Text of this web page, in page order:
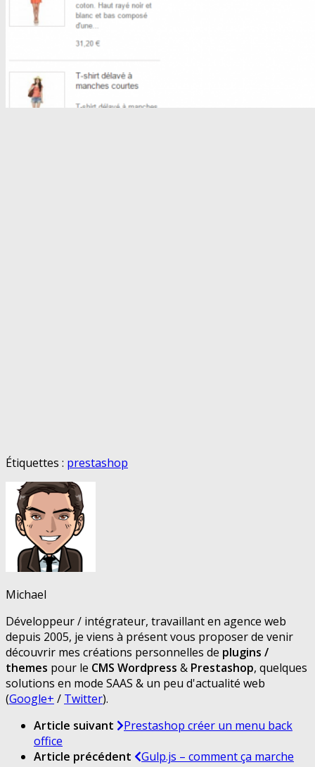
Étiquettes : prestashop
Michael
Développeur / intégrateur, travaillant en agence web
depuis 2005, je viens à présent vous proposer de venir
découvrir mes créations personnelles de plugins /
themes pour le CMS Wordpress & Prestashop, quelques
solutions en mode SAAS & un peu d'actualité web
(Google+ / Twitter).
Article suivant
Prestashop créer un menu back
office
Article précédent
Gulp.js – comment ça marche